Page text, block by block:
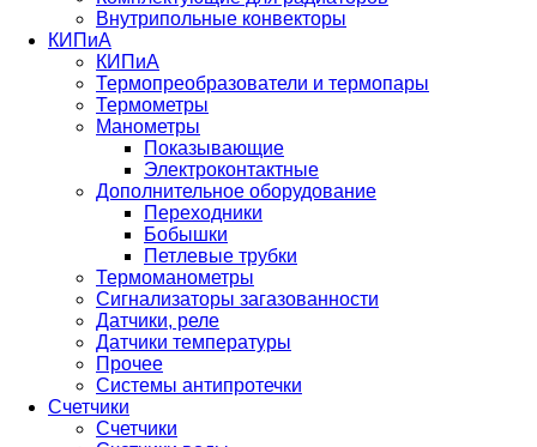
Внутрипольные конвекторы
КИПиА
КИПиА
Термопреобразователи и термопары
Термометры
Манометры
Показывающие
Электроконтактные
Дополнительное оборудование
Переходники
Бобышки
Петлевые трубки
Термоманометры
Сигнализаторы загазованности
Датчики, реле
Датчики температуры
Прочее
Системы антипротечки
Счетчики
Счетчики